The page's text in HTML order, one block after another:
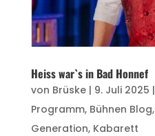
Heiss war`s in Bad Honnef
von Brüske| 9. Juli 2025 |
Programm, Bühnen Blog,
Generation, Kabarett